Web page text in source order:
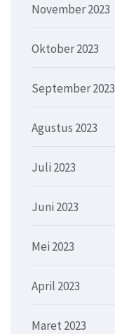
November 2023
Oktober 2023
September 2023
Agustus 2023
Juli 2023
Juni 2023
Mei 2023
April 2023
Maret 2023